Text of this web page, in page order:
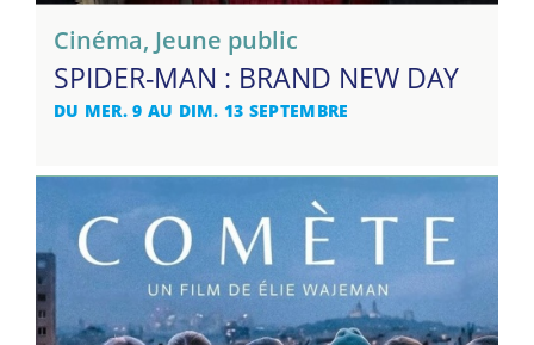
Cinéma, Jeune public
SPIDER-MAN : BRAND NEW DAY
DU MER. 9 AU DIM. 13 SEPTEMBRE